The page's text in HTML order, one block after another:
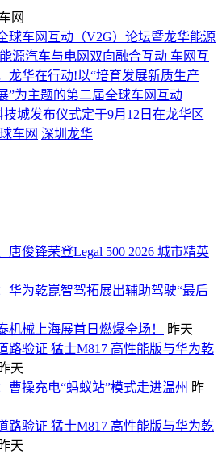
网
球车网互动（V2G）论坛暨龙华能源
源汽车与电网双向融合互动 车网互
龙华在行动!以“培育发展新质生产
”为主题的第二届全球车网互动
城发布仪式定于9月12日在龙华区
车网 深圳龙华
俊锋荣登Legal 500 2026 城市精英
华为乾崑智驾拓展出辅助驾驶“最后
机械上海展首日燃爆全场！
昨天
路验证 猛士M817 高性能版与华为乾
昨天
曹操充电“蚂蚁站”模式走进温州 昨
路验证 猛士M817 高性能版与华为乾
昨天